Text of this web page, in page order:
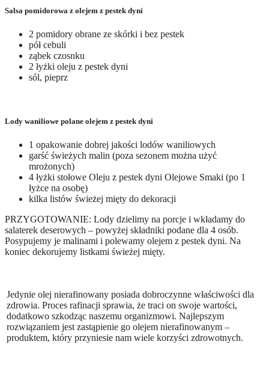
Salsa pomidorowa z olejem z pestek dyni
2 pomidory obrane ze skórki i bez pestek
pół cebuli
ząbek czosnku
2 łyżki oleju z pestek dyni
sól, pieprz
Lody waniliowe polane olejem z pestek dyni
1 opakowanie dobrej jakości lodów waniliowych
garść świeżych malin (poza sezonem można użyć
mrożonych)
4 łyżki stołowe Oleju z pestek dyni Olejowe Smaki (po 1
łyżce na osobę)
kilka listów świeżej mięty do dekoracji
PRZYGOTOWANIE: Lody dzielimy na porcje i wkładamy do
salaterek deserowych – powyżej składniki podane dla 4 osób.
Posypujemy je malinami i polewamy olejem z pestek dyni. Na
koniec dekorujemy listkami świeżej mięty.
Jedynie olej nierafinowany posiada dobroczynne właściwości dla
zdrowia. Proces rafinacji sprawia, że traci on swoje wartości,
dodatkowo szkodząc naszemu organizmowi. Najlepszym
rozwiązaniem jest zastąpienie go olejem nierafinowanym –
produktem, który przyniesie nam wiele korzyści zdrowotnych.